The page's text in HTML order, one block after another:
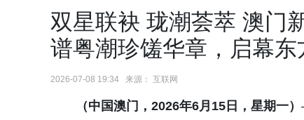
双星联袂 珑潮荟萃 澳门
谱粤潮珍馐华章，启幕东
2026-07-08 19:34 来源： 互联网
（中国澳门，2026年6月 15 日，星期一）